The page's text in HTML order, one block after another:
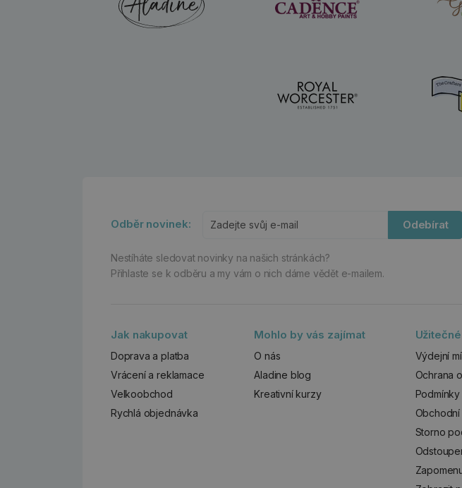
Odběr novinek: Odebírat
Nestíháte sledovat novinky na našich stránkách?
Přihlaste se k odběru a my vám o nich dáme vědět e-mailem.
Jak nakupovat
Doprava a platba
Vrácení a reklamace
Velkoobchod
Rychlá objednávka
Mohlo by vás zajímat
O nás
Aladine blog
Kreativní kurzy
Výdejní
Ochrana
Storno